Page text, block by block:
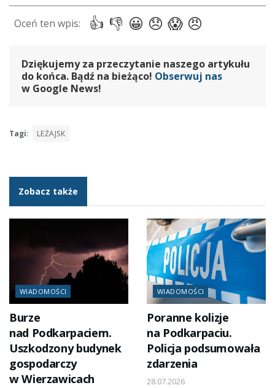
Dziękujemy za przeczytanie naszego artykułu
do końca. Bądź na bieżąco! Obserwuj nas
w Google News!
Tagi: LEŻAJSK
Zobacz także
WIADOMOŚCI
Burze
nad Podkarpaciem.
Uszkodzony budynek
gospodarczy
w Wierzawicach
WIADOMOŚCI
Poranne kolizje
na Podkarpaciu.
Policja podsumowała
zdarzenia
28.07.2026